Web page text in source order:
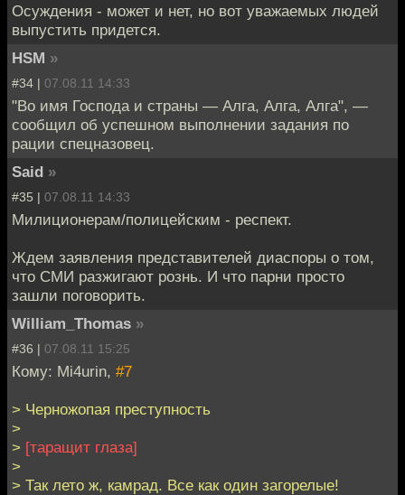
Осуждения - может и нет, но вот уважаемых людей
выпустить придется.
HSM »
#34 | 07.08.11 14:33
"Во имя Господа и страны — Алга, Алга, Алга", —
сообщил об успешном выполнении задания по
рации спецназовец.
Said »
#35 | 07.08.11 14:33
Милиционерам/полицейским - респект.
Ждем заявления представителей диаспоры о том,
что СМИ разжигают рознь. И что парни просто
зашли поговорить.
William_Thomas »
#36 | 07.08.11 15:25
Кому: Mi4urin, #7
> Черножопая преступность
>
> [таращит глаза]
>
> Так лето ж, камрад. Все как один загорелые!